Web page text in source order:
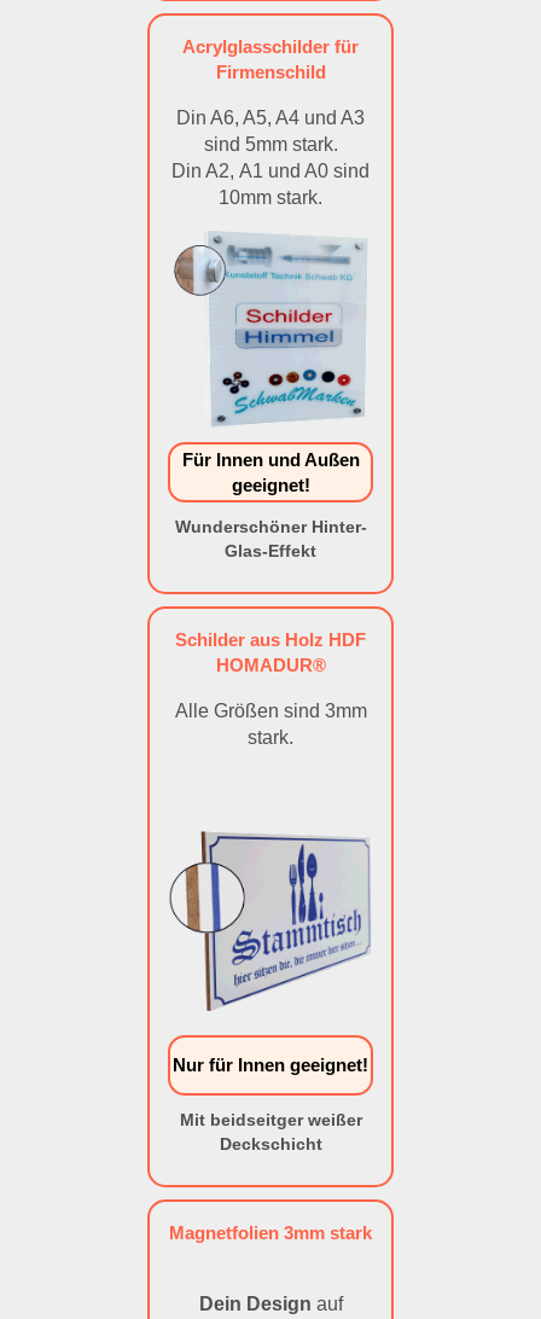
Acrylglasschilder für
Firmenschild
Din A6, A5, A4 und A3
sind 5mm stark.
Din A2, A1 und A0 sind
10mm stark.
Für Innen und Außen
geeignet!
Wunderschöner Hinter-
Glas-Effekt
Schilder aus Holz HDF
HOMADUR®
Alle Größen sind 3mm
stark.
Nur für Innen geeignet!
Mit beidseitger weißer
Deckschicht
Magnetfolien 3mm stark
Dein Design auf